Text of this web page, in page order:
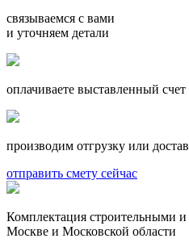
связываемся с вами
и уточняем детали
оплачиваете выставленный счет
производим отгрузку или
отправить смету сейчас
Комплектация строительными
Москве и Московской области